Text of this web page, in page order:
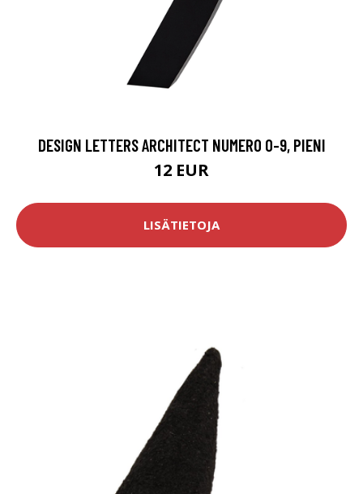
DESIGN LETTERS ARCHITECT NUMERO 0-9, PIENI
12 EUR
LISÄTIETOJA